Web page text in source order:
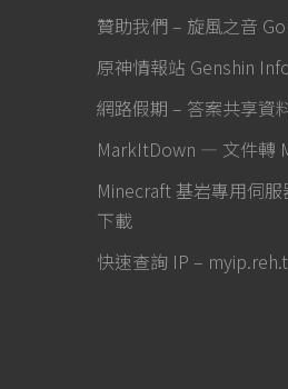
贊助我們 – 旋風之音
原神情報站 Genshin
網路假期 – 答案共享資
MarkItDown — 文件轉
Minecraft 基岩專用伺
下載
快速查詢 IP –